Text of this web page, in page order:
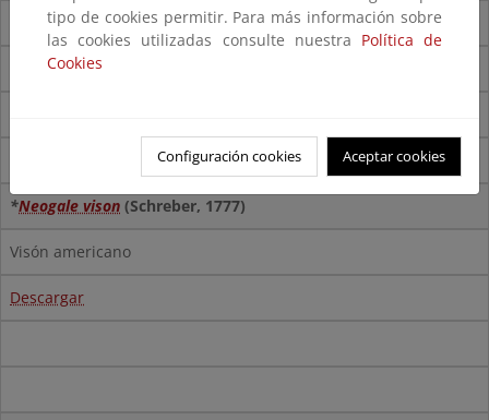
Descargar
*Neogale vison (Schreber, 1777)
Visón americano
Descargar
tipo de cookies permitir. Para más información sobre
las cookies utilizadas consulte nuestra Política de
Cookies
Configuración cookies Aceptar cookies